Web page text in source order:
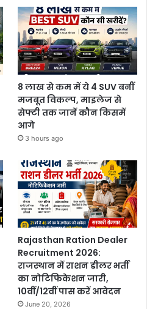
8 लाख से कम में ये 4 SUV बनीं
मजबूत विकल्प, माइलेज से
सेफ्टी तक जानें कौन किसमें
आगे
3 hours ago
Rajasthan Ration Dealer
Recruitment 2026:
राजस्थान में राशन डीलर भर्ती
का नोटिफिकेशन जारी,
10वीं/12वीं पास करें आवेदन
June 20, 2026